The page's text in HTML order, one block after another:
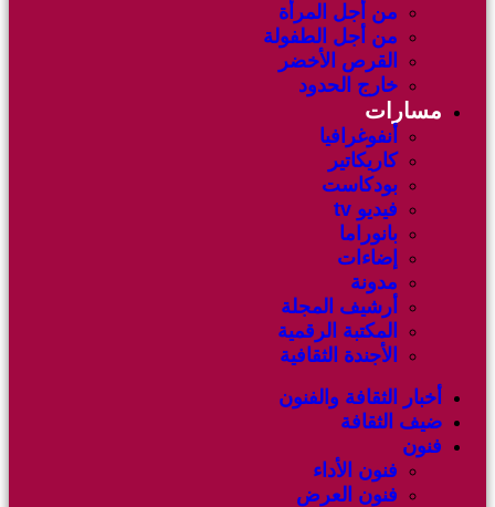
من أجل المرأة
من أجل الطفولة
القرص الأخضر
خارج الحدود
مسارات
أنفوغرافيا
كاريكاتير
بودكاست
فيديو tv
بانوراما
إضاءات
مدونة
أرشيف المجلة
المكتبة الرقمية
الأجندة الثقافية
أخبار الثقافة والفنون
ضيف الثقافة
فنون
فنون الأداء
فنون العرض